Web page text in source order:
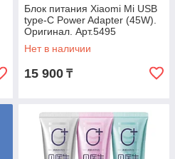
Блок питания Xiaomi Mi USB
type-C Power Adapter (45W).
Оригинал. Арт.5495
Нет в наличии
15 900 ₸